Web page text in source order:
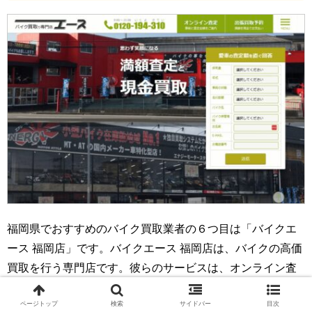
福岡県でおすすめのバイク買取業者の６つ目は「バイクエ
ース 福岡店」です。バイクエース 福岡店は、バイクの高価
買取を行う専門店です。彼らのサービスは、オンライン査
定や出張買取予約を通じて、顧客に満足のいく現金買取を
提供することに重点を置いています。バイクエースの強み
ページトップ 検索 サイドバー 目次